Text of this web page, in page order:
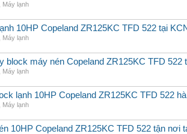
Máy lạnh
10HP Copeland ZR125KC TFD 522 tại
Máy lạnh
block máy nén Copeland ZR125KC TFD
Máy lạnh
lạnh 10HP Copeland ZR125KC TFD 522
Máy lạnh
10HP Copeland ZR125KC TFD 522 tận nơi